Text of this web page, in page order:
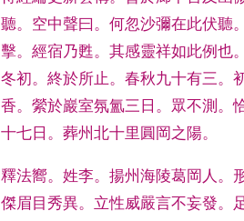
聽。 空中聲曰 。何忽沙彌在此伏聽
擊。經宿乃甦。其感靈祥如此例也
冬初。終於所止。春秋九十有三。
香。縈於巖室氛氳三日 。 眾不測 。
十七日 。葬州北十里圓岡之陽。
釋法嚮。姓李。揚州海陵葛岡人 。
傑眉目秀異。 立性威嚴言不妄發。